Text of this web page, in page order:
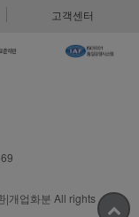
고객센터
|개업화분 All rights